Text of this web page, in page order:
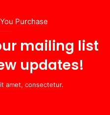
Purchase
mailing list
updates!
amet, consectetur.